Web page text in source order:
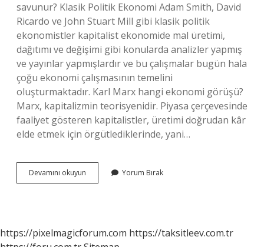
savunur? Klasik Politik Ekonomi Adam Smith, David
Ricardo ve John Stuart Mill gibi klasik politik
ekonomistler kapitalist ekonomide mal üretimi,
dağıtımı ve değişimi gibi konularda analizler yapmış
ve yayınlar yapmışlardır ve bu çalışmalar bugün hala
çoğu ekonomi çalışmasının temelini
oluşturmaktadır. Karl Marx hangi ekonomi görüşü?
Marx, kapitalizmin teorisyenidir. Piyasa çerçevesinde
faaliyet gösteren kapitalistler, üretimi doğrudan kâr
elde etmek için örgütlediklerinde, yani…
Devamını okuyun
Marx
Yorum Bırak
https://pixelmagicforum.com https://taksitleev.com.tr